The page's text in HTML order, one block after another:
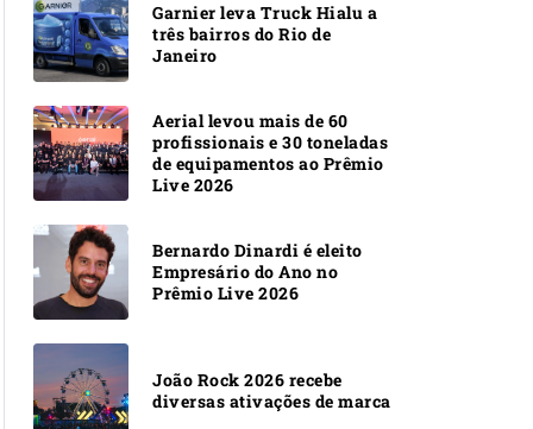
Garnier leva Truck Hialu a
três bairros do Rio de
Janeiro
Aerial levou mais de 60
profissionais e 30 toneladas
de equipamentos ao Prêmio
Live 2026
Bernardo Dinardi é eleito
Empresário do Ano no
Prêmio Live 2026
João Rock 2026 recebe
diversas ativações de marca